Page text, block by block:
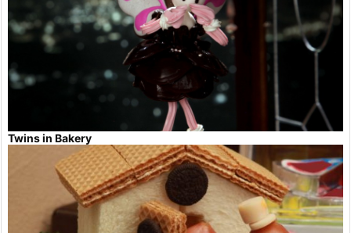
Twins in Bakery